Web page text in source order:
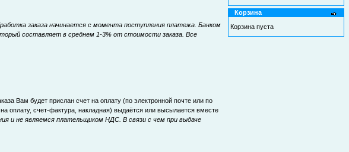
заказа начинается с момента поступления платежа. Банком
составляет в среднем 1-3% от стоимости заказа. Все
Вам будет прислан счет на оплату (по электронной почте или по
оплату, счет-фактура, накладная) выдаётся или высылается вместе
и не являемся плательщиком НДС. В связи с чем при выдаче
Корзина
Корзина пуста